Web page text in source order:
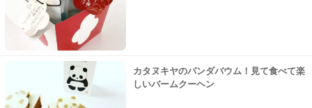
カタヌキヤのパンダバウム！見て食べて楽
しいバームクーヘン